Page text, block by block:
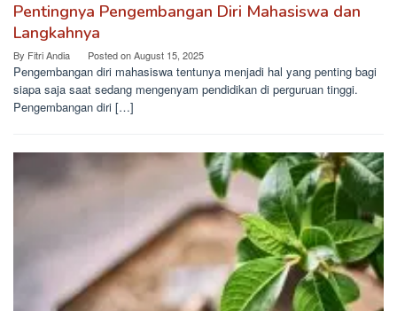
Pentingnya Pengembangan Diri Mahasiswa dan
Langkahnya
By Fitri Andia Posted onAugust 15, 2025
Pengembangan diri mahasiswa tentunya menjadi hal yang penting bagi
siapa saja saat sedang mengenyam pendidikan di perguruan tinggi.
Pengembangan diri […]